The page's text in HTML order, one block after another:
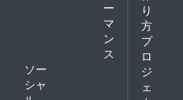
ー
マ
ン
ス
ソー
シャ
り
方
プ
ロ
ジ
ェ